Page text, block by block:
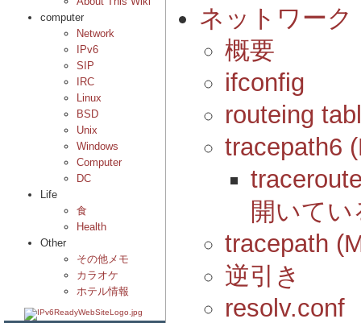
computer
Network
IPv6
SIP
IRC
Linux
BSD
Unix
Windows
Computer
DC
Life
食
Health
Other
その他メモ
カラオケ
ホテル情報
ネットワーク
概要
ifconfig
routeing
tracepath6
開いてい
tracepath
逆引き
resolv.conf